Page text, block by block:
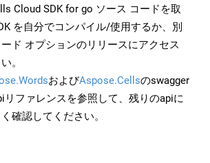
Cloud SDK for go ソース コードを取
を自分でコンパイル/使用するか、別
ド オプションのリリースにアクセス
。
およびAspose.Cellsのswagger
リファレンスを参照して、残りのapiに
確認してください。